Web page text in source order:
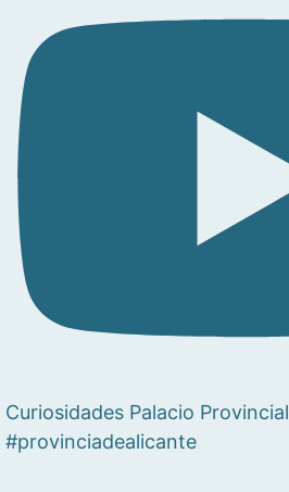
Curiosidades Palacio Provincial
#provinciadealicante